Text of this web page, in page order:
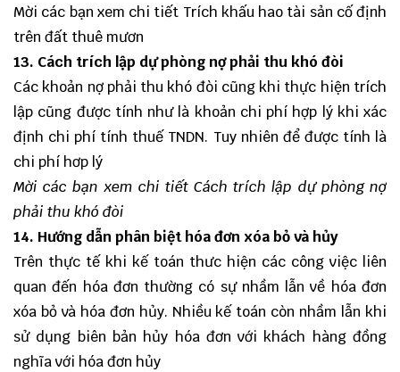
Mời các bạn xem chi tiết Trích khấu hao tài sản cố định
trên đất thuê mươn
13. Cách trích lập dự phòng nợ phải thu khó đòi
Các khoản nợ phải thu khó đòi cũng khi thực hiện trích
lập cũng được tính như là khoản chi phí hợp lý khi xác
định chi phí tính thuế TNDN. Tuy nhiên để được tính là
chi phí hơp lý
Mời các bạn xem chi tiếtCách trích lập dự phòng nợ
phải thu khó đòi
14. Hướng dẫn phân biệt hóa đơn xóa bỏ và hủy
Trên thực tế khi kế toán thưc hiện các công việc liên
quan đến hóa đơn thường có sự nhầm lẫn về hóa đơn
xóa bỏ và hóa đơn hủy. Nhiều kế toán còn nhầm lẫn khi
sử dụng biên bản hủy hóa đơn với khách hàng đồng
nghĩa với hóa đơn hủy